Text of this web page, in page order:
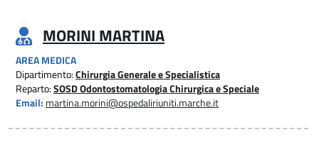
MORINI MARTINA
AREA MEDICA
Dipartimento:Chirurgia Generale e Specialistica
Reparto:SOSD Odontostomatologia Chirurgica e Speciale
Email: martina.morini@ospedaliriuniti.marche.it